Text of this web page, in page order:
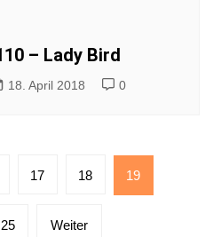
– Lady Bird
18. April 2018 0
17 18 19
25 Weiter